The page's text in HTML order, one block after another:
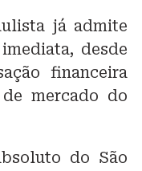
já admite
desde
financeira
mercado do
do São